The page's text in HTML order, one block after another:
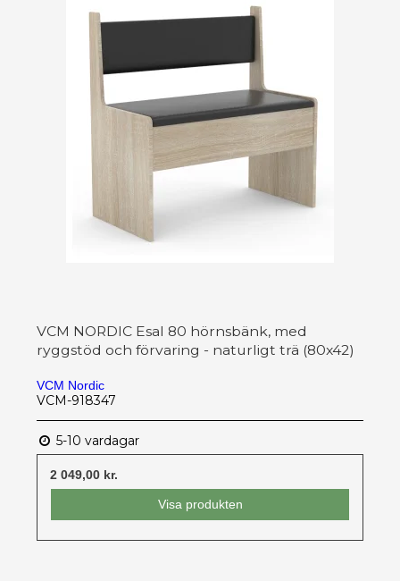
VCM NORDIC Esal 80 hörnsbänk, med
ryggstöd och förvaring - naturligt trä (80x42)
VCM Nordic
VCM-918347
5-10 vardagar
2 049,00 kr.
Visa produkten